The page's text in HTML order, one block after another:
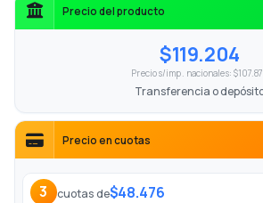
Precio del producto
$119.204
Precio s/imp. nacionales:
Transferencia o
Precio en cuotas
3 cuotas de$48.476